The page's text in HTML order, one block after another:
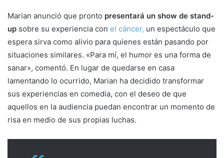
Marian anunció que pronto presentará un show de stand-
up sobre su experiencia con el cáncer, un espectáculo que
espera sirva como alivio para quienes están pasando por
situaciones similares. «Para mí, el humor es una forma de
sanar», comentó. En lugar de quedarse en casa
lamentando lo ocurrido, Marian ha decidido transformar
sus experiencias en comedia, con el deseo de que
aquellos en la audiencia puedan encontrar un momento de
risa en medio de sus propias luchas.